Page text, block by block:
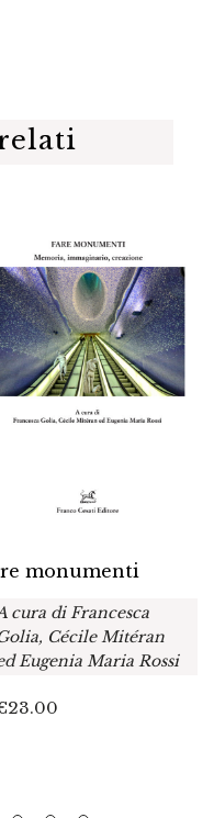
monumenti
cura di Francesca
Cécile Mitéran
Eugenia Maria Rossi
23.00